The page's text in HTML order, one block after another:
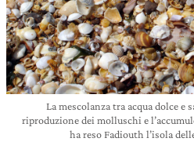
La mescolanza tra acqua dolce
riproduzione dei molluschi e
ha reso Fadiouth l’isola